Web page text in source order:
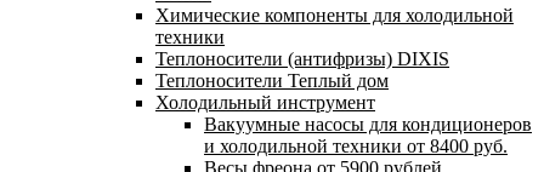
Химические компоненты для холодильной
техники
Теплоносители (антифризы) DIXIS
Теплоносители Теплый дом
Холодильный инструмент
Вакуумные насосы для кондиционеров
и холодильной техники от 8400 руб.
Весы фреона от 5900 рублей